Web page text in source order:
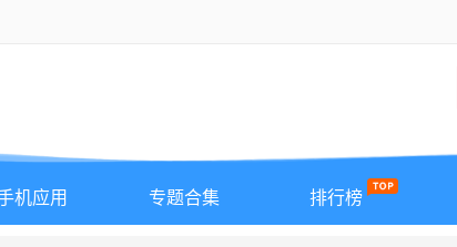
机应用 专题合集 排行榜